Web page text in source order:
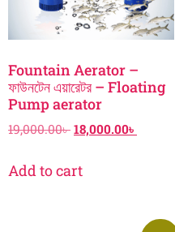
Fountain Aerator –
ফাউনটেন এয়ারেটর – Floating
Pump aerator
19,000.00৳ 18,000.00৳
Add to cart